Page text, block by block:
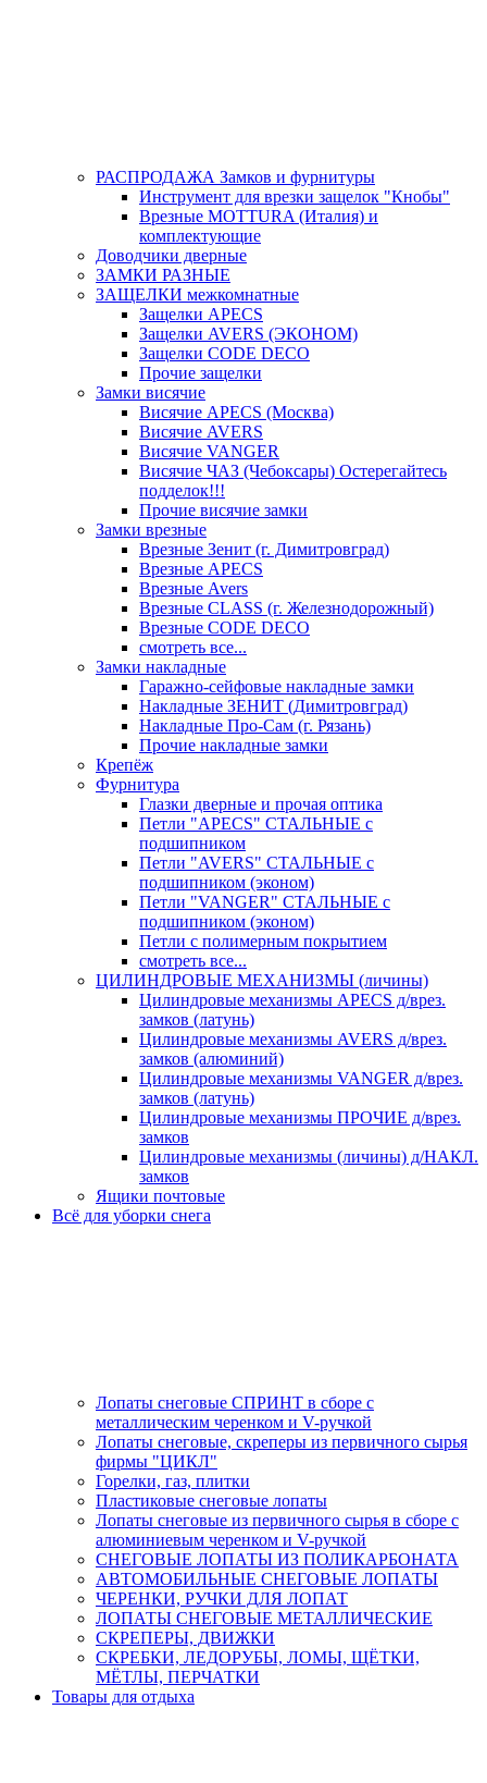
РАСПРОДАЖА Замков и фурнитуры
Инструмент для врезки защелок "Кнобы"
Врезные MOTTURA (Италия) и
комплектующие
Доводчики дверные
ЗАМКИ РАЗНЫЕ
ЗАЩЕЛКИ межкомнатные
Защелки APECS
Защелки AVERS (ЭКОНОМ)
Защелки CODE DECO
Прочие защелки
Замки висячие
Висячие APECS (Москва)
Висячие AVERS
Висячие VANGER
Висячие ЧАЗ (Чебоксары) Остерегайтесь
подделок!!!
Прочие висячие замки
Замки врезные
Врезные Зенит (г. Димитровград)
Врезные APECS
Врезные Avers
Врезные CLASS (г. Железнодорожный)
Врезные CODE DECO
смотреть все...
Замки накладные
Гаражно-сейфовые накладные замки
Накладные ЗЕНИТ (Димитровград)
Накладные Про-Сам (г. Рязань)
Прочие накладные замки
Крепёж
Фурнитура
Глазки дверные и прочая оптика
Петли "APECS" СТАЛЬНЫЕ с
подшипником
Петли "AVERS" СТАЛЬНЫЕ с
подшипником (эконом)
Петли "VANGER" СТАЛЬНЫЕ с
подшипником (эконом)
Петли с полимерным покрытием
смотреть все...
ЦИЛИНДРОВЫЕ МЕХАНИЗМЫ (личины)
Цилиндровые механизмы APECS д/врез.
замков (латунь)
Цилиндровые механизмы AVERS д/врез.
замков (алюминий)
Цилиндровые механизмы VANGER д/врез.
замков (латунь)
Цилиндровые механизмы ПРОЧИЕ д/врез.
замков
Цилиндровые механизмы (личины) д/НАКЛ.
замков
Ящики почтовые
Всё для уборки снега
Лопаты снеговые СПРИНТ в сборе с
металлическим черенком и V-ручкой
Лопаты снеговые, скреперы из первичного сырья
фирмы "ЦИКЛ"
Горелки, газ, плитки
Пластиковые снеговые лопаты
Лопаты снеговые из первичного сырья в сборе с
алюминиевым черенком и V-ручкой
СНЕГОВЫЕ ЛОПАТЫ ИЗ ПОЛИКАРБОНАТА
АВТОМОБИЛЬНЫЕ СНЕГОВЫЕ ЛОПАТЫ
ЧЕРЕНКИ, РУЧКИ ДЛЯ ЛОПАТ
ЛОПАТЫ СНЕГОВЫЕ МЕТАЛЛИЧЕСКИЕ
СКРЕПЕРЫ, ДВИЖКИ
СКРЕБКИ, ЛЕДОРУБЫ, ЛОМЫ, ЩЁТКИ,
МЁТЛЫ, ПЕРЧАТКИ
Товары для отдыха